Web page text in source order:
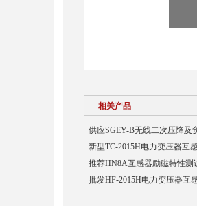
相关产品
供应SGEY-B无线二次压降及
新型TC-2015H电力变压器互
推荐HN8A互感器励磁特性测
批发HF-2015H电力变压器互